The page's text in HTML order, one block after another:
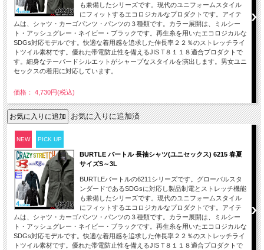
も兼備したシリーズです。現代のユニフォームスタイル
にフィットするエコロジカルなプロダクトです。アイテ
ムは、シャツ・カーゴパンツ・パンツの３種類です。カラー展開は、ミルシー
ト・アッシュグレー・ネイビー・ブラックです。再生糸を用いたエコロジカルな
SDGs対応モデルです。快適な着用感を追求した伸長率２２％のストレッチライ
トツイル素材です。優れた帯電防止性を備えるJIS T８１１８適合プロダクトで
す。細身なテーパードシルエットがシャープなスタイルを演出します。男女ユニ
セックスの着用に対応しています。
価格： 4,730円(税込)
お気に入りに追加済
NEW PICK UP
BURTLE バートル 長袖シャツ(ユニセックス) 6215 春夏
サイズS～3L
BURTLEバートルの6211シリーズです。グローバルスタ
ンダードであるSDGsに対応し製品制電とストレッチ機能
も兼備したシリーズです。現代のユニフォームスタイル
にフィットするエコロジカルなプロダクトです。アイテ
ムは、シャツ・カーゴパンツ・パンツの３種類です。カラー展開は、ミルシー
ト・アッシュグレー・ネイビー・ブラックです。再生糸を用いたエコロジカルな
SDGs対応モデルです。快適な着用感を追求した伸長率２２％のストレッチライ
トツイル素材です。優れた帯電防止性を備えるJIS T８１１８適合プロダクトで